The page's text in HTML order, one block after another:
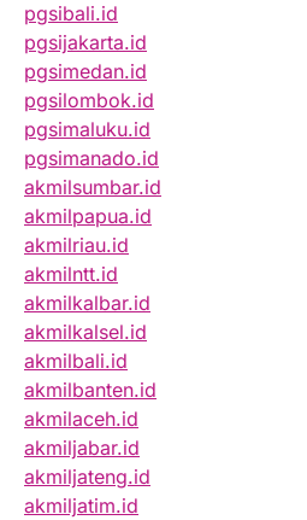
pgsibali.id
pgsijakarta.id
pgsimedan.id
pgsilombok.id
pgsimaluku.id
pgsimanado.id
akmilsumbar.id
akmilpapua.id
akmilriau.id
akmilntt.id
akmilkalbar.id
akmilkalsel.id
akmilbali.id
akmilbanten.id
akmilaceh.id
akmiljabar.id
akmiljateng.id
akmiljatim.id